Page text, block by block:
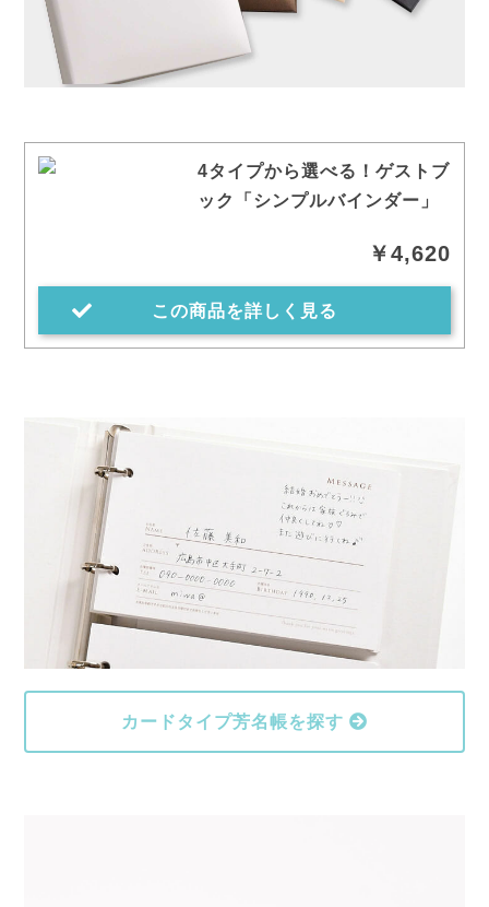
4タイプから選べる！ゲストブ
ック「シンプルバインダー」
￥4,620
この商品を詳しく見る
カードタイプ芳名帳を探す